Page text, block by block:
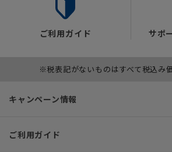
ご利用ガイド サポ
※税表記がないものはすべて税込み
キャンペーン情報
ご利用ガイド